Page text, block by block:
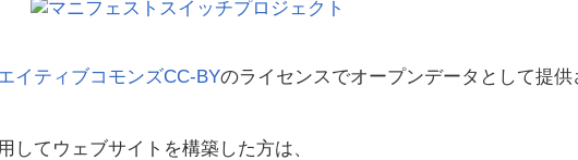
イティブコモンズCC-BYのライセンスでオープンデータとして提供
してウェブサイトを構築した方は、